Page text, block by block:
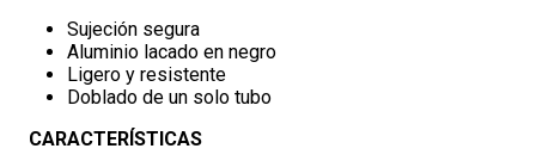
Sujeción segura
Aluminio lacado en negro
Ligero y resistente
Doblado de un solo tubo
CARACTERÍSTICAS